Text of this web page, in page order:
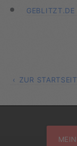
GEBLITZT.DE
ZUR